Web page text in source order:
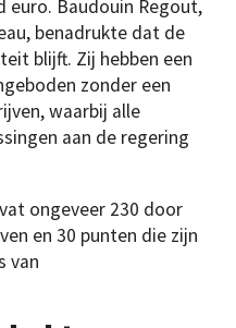
euro. Baudouin Regout,
benadrukte dat de
blijft. Zij hebben een
zonder een
waarbij alle
aan de regering
ongeveer 230 door
en 30 punten die zijn
van